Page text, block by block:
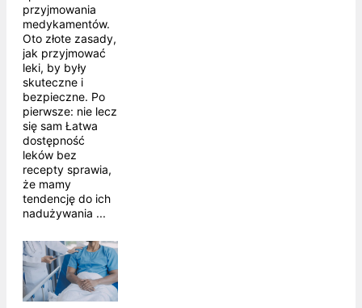
przyjmowania
medykamentów.
Oto złote zasady,
jak przyjmować
leki, by były
skuteczne i
bezpieczne. Po
pierwsze: nie lecz
się sam Łatwa
dostępność
leków bez
recepty sprawia,
że mamy
tendencję do ich
nadużywania ...